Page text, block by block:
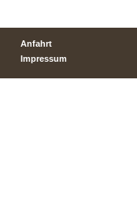
Anfahrt
Impressum